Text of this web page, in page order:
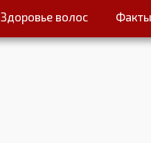
Здоровье волос Факты